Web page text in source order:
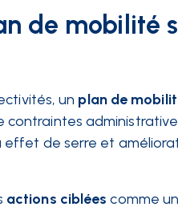
de mobilité
un plan de
effet de serre et
actions ciblées comme